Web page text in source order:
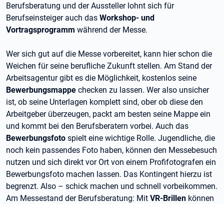
Berufsberatung und der Aussteller lohnt sich für
Berufseinsteiger auch das Workshop- und
Vortragsprogramm während der Messe.
Wer sich gut auf die Messe vorbereitet, kann hier schon die
Weichen für seine berufliche Zukunft stellen. Am Stand der
Arbeitsagentur gibt es die Möglichkeit, kostenlos seine
Bewerbungsmappe checken zu lassen. Wer also unsicher
ist, ob seine Unterlagen komplett sind, ober ob diese den
Arbeitgeber überzeugen, packt am besten seine Mappe ein
und kommt bei den Berufsberatern vorbei. Auch das
Bewerbungsfoto spielt eine wichtige Rolle. Jugendliche, die
noch kein passendes Foto haben, können den Messebesuch
nutzen und sich direkt vor Ort von einem Profifotografen ein
Bewerbungsfoto machen lassen. Das Kontingent hierzu ist
begrenzt. Also – schick machen und schnell vorbeikommen.
Am Messestand der Berufsberatung: Mit VR-Brillen können